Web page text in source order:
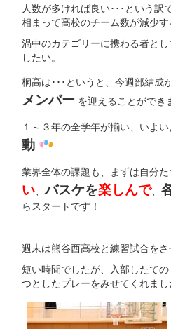
人数が多ければ良い･･･という訳
相まって高校のチーム数が減少す
渦中のカテゴリーに携わる者と
したい。
桐高は･･･というと、今週部結成が
メンバー を迎えることができ
１～３年の全学年が揃い、いよ
動
業界全体の課題も、まずは自分
い、バスケを楽しんで、
らスタートです！
週末は熊谷西高校と練習試合をさ
短い時間でしたが、入部したて
つとしたプレーをみせてくれまし